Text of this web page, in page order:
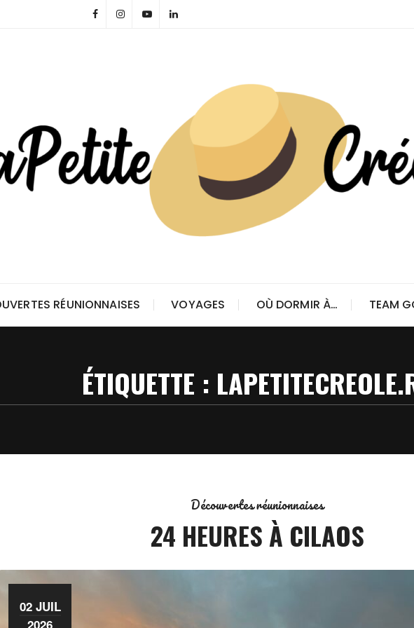
RÉUNIONNAISES VOYAGES OÙ DORMIR À… TEAM
ÉTIQUETTE :
Découvertes réunionnaises
24 HEURES À CILAOS
02 JUIL
2026